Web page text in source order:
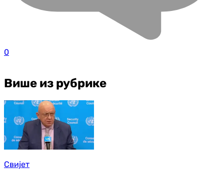
0
Више из рубрике
Свијет